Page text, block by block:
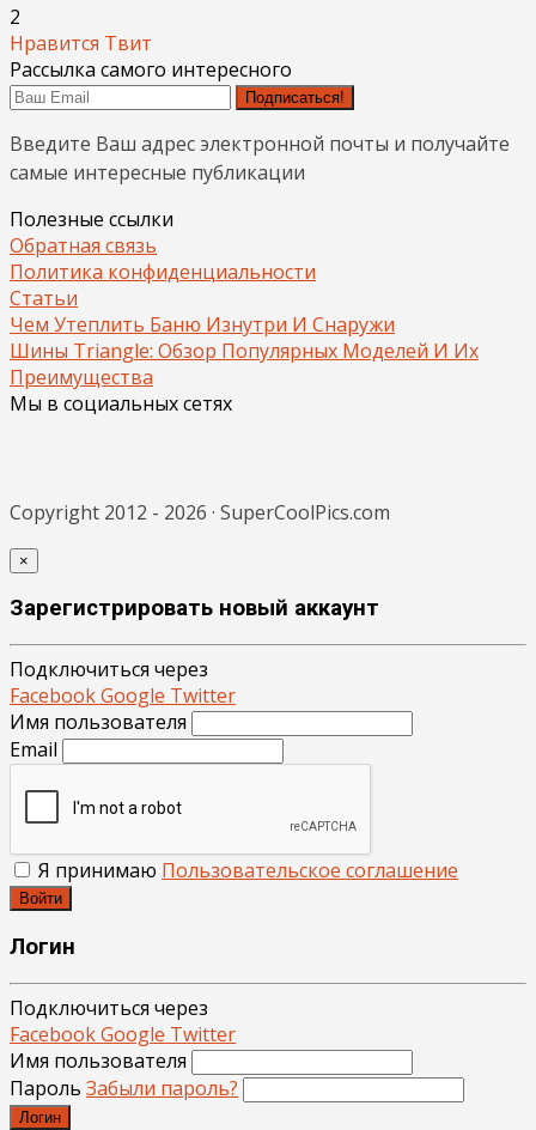
2
Нравится Твит
Рассылка самого интересного
Подписаться!
Введите Ваш адрес электронной почты и получайте
самые интересные публикации
Полезные ссылки
Обратная связь
Политика конфиденциальности
Статьи
Чем Утеплить Баню Изнутри И Снаружи
Шины Triangle: Обзор Популярных Моделей И Их
Преимущества
Мы в социальных сетях
Copyright 2012 - 2026 · SuperCoolPics.com
×
Зарегистрировать новый аккаунт
Подключиться через
FacebookGoogle Twitter
Имя пользователя
Email
Я принимаю Пользовательское соглашение
Войти
Логин
Подключиться через
FacebookGoogle Twitter
Имя пользователя
Пароль Забыли пароль?
Логин